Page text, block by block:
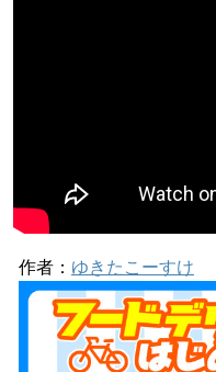
作者： ゆきたこーすけ